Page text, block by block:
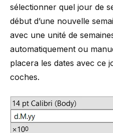
sélectionner quel jour de
début d’une nouvelle
avec une unité de
automatiquement ou
placera les dates avec ce
coches.